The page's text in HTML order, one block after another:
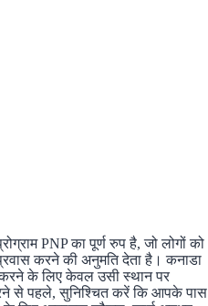
PNP का पूर्ण रुप है, जो लोगों को
करने की अनुमति देता है। कनाडा
करने के लिए केवल उसी स्थान पर
से पहले, सुनिश्चित करें कि आपके पास